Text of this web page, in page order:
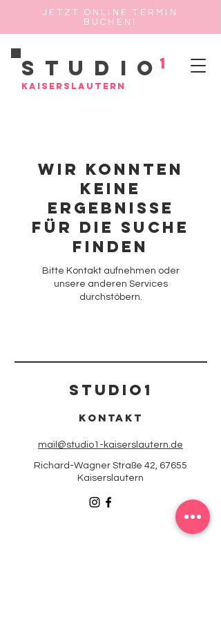
JETZT ONLINE TERMIN
BUCHEN!
Studio
Kaiserslautern
1
Wir konnten
keine
Ergebnisse
für die Suche
finden
Bitte Kontakt aufnehmen oder
unsere anderen Services
durchstöbern.
Studio1
Kontakt
mail@studio1-kaiserslautern.de
Richard-Wagner Straße 42, 67655
Kaiserslautern